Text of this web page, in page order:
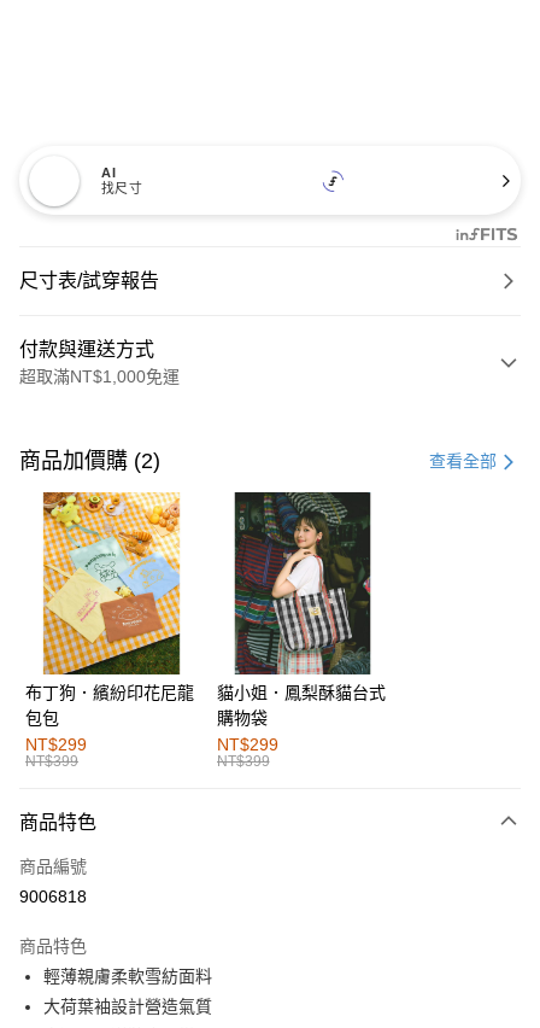
AI
找尺寸
尺寸表/試穿報告
付款與運送方式
超取滿NT$1,000免運
信用卡一次付款
購物金
超商取貨付款
LINE Pay
街口支付
運送方式
全家取貨付款
每筆NT$60，滿NT$1,000(含以上)免運費
付款後全家取貨
萊爾富取貨付款
付款後萊爾富取貨
每筆NT$60，滿NT$1,000(含以上)免運費
商品加價購 (2) 查看全部
布丁狗．繽紛印花尼龍
包包
NT$299
NT$399
貓小姐．鳳梨酥貓台式
購物袋
NT$299
NT$399
商品特色
商品編號
9006818
商品特色
輕薄親膚柔軟雪紡面料
大荷葉袖設計營造氣質